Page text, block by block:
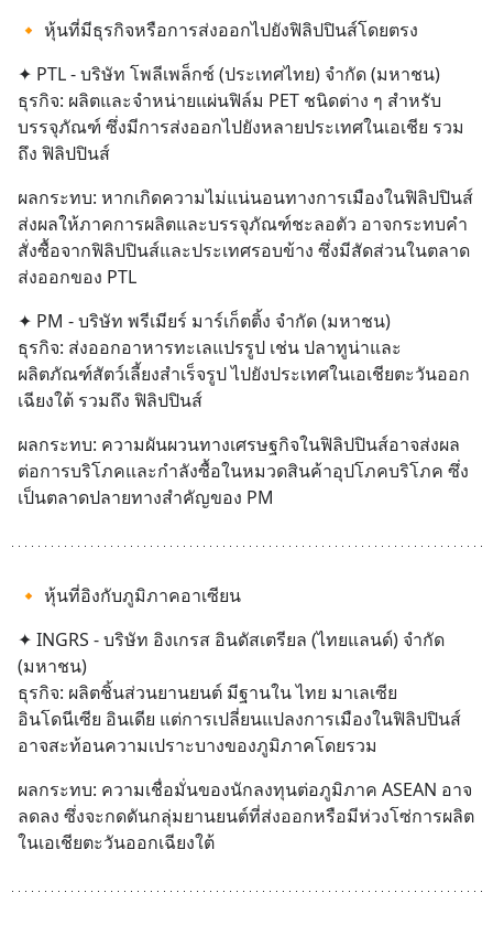
🔸 หุ้นที่มีธุรกิจหรือการส่งออกไปยังฟิลิปปินส์โดยตรง
✦ PTL - บริษัท โพลีเพล็กซ์ (ประเทศไทย) จำกัด (มหาชน)
ธุรกิจ: ผลิตและจำหน่ายแผ่นฟิล์ม PET ชนิดต่าง ๆ สำหรับ
บรรจุภัณฑ์ ซึ่งมีการส่งออกไปยังหลายประเทศในเอเชีย รวม
ถึง ฟิลิปปินส์
ผลกระทบ: หากเกิดความไม่แน่นอนทางการเมืองในฟิลิปปินส์
ส่งผลให้ภาคการผลิตและบรรจุภัณฑ์ชะลอตัว อาจกระทบคำ
สั่งซื้อจากฟิลิปปินส์และประเทศรอบข้าง ซึ่งมีสัดส่วนในตลาด
ส่งออกของ PTL
✦ PM - บริษัท พรีเมียร์ มาร์เก็ตติ้ง จำกัด (มหาชน)
ธุรกิจ: ส่งออกอาหารทะเลแปรรูป เช่น ปลาทูน่าและ
ผลิตภัณฑ์สัตว์เลี้ยงสำเร็จรูป ไปยังประเทศในเอเชียตะวันออก
เฉียงใต้ รวมถึง ฟิลิปปินส์
ผลกระทบ: ความผันผวนทางเศรษฐกิจในฟิลิปปินส์อาจส่งผล
ต่อการบริโภคและกำลังซื้อในหมวดสินค้าอุปโภคบริโภค ซึ่ง
เป็นตลาดปลายทางสำคัญของ PM
🔸 หุ้นที่อิงกับภูมิภาคอาเซียน
✦ INGRS - บริษัท อิงเกรส อินดัสเตรียล (ไทยแลนด์) จำกัด
(มหาชน)
ธุรกิจ: ผลิตชิ้นส่วนยานยนต์ มีฐานใน ไทย มาเลเซีย
อินโดนีเซีย อินเดีย แต่การเปลี่ยนแปลงการเมืองในฟิลิปปินส์
อาจสะท้อนความเปราะบางของภูมิภาคโดยรวม
ผลกระทบ: ความเชื่อมั่นของนักลงทุนต่อภูมิภาค ASEAN อาจ
ลดลง ซึ่งจะกดดันกลุ่มยานยนต์ที่ส่งออกหรือมีห่วงโซ่การผลิต
ในเอเชียตะวันออกเฉียงใต้